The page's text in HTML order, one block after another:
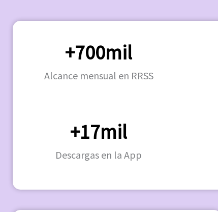
+700mil
Alcance mensual en RRSS
+17mil
Descargas en la App